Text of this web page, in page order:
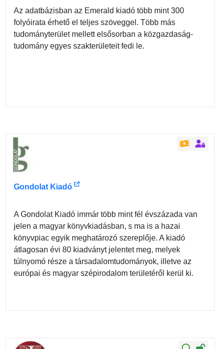
Az adatbázisban az Emerald kiadó több mint 300
folyóirata érhető el teljes szöveggel. Több más
tudományterület mellett elsősorban a közgazdaság-
tudomány egyes szakterületeit fedi le.
Gondolat Kiadó
A Gondolat Kiadó immár több mint fél évszázada van
jelen a magyar könyvkiadásban, s ma is a hazai
könyvpiac egyik meghatározó szereplője. A kiadó
átlagosan évi 80 kiadványt jelentet meg, melyek
túlnyomó része a társadalomtudományok, illetve az
európai és magyar szépirodalom területéről kerül ki.